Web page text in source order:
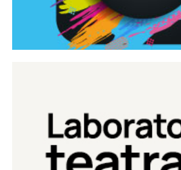
Laboratorio di teatro del Teatro
Continua